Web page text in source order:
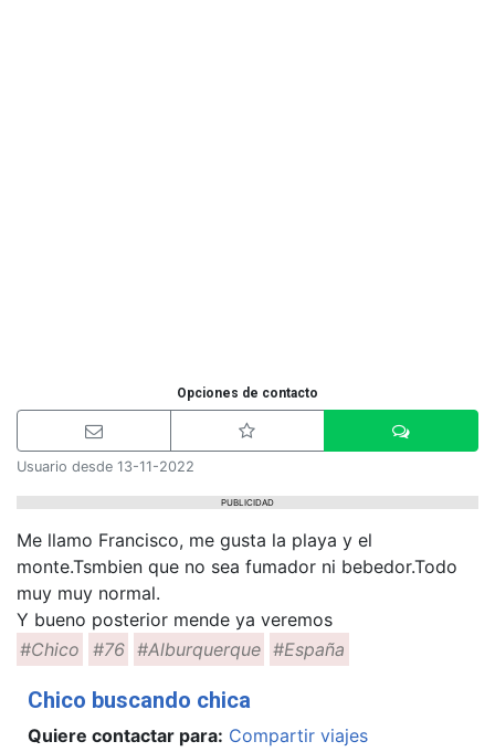
Opciones de contacto
Usuario desde 13-11-2022
PUBLICIDAD
Me llamo Francisco, me gusta la playa y el
monte.Tsmbien que no sea fumador ni bebedor.Todo
muy muy normal.
Y bueno posterior mende ya veremos
#Chico
#76 #Alburquerque #España
Chico buscando chica
Quiere contactar para: Compartir viajes